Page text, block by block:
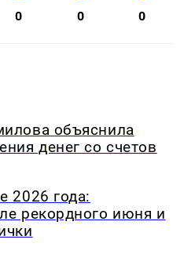
0 0 0
объяснила
денег со счетов
2026 года:
рекордного июня и